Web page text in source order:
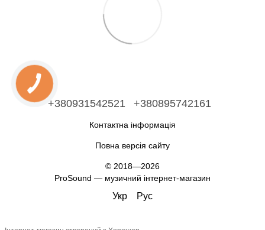
+380931542521 +380895742161
Контактна інформація
Повна версія сайту
© 2018—2026
ProSound — музичний інтернет-магазин
Укр Рус